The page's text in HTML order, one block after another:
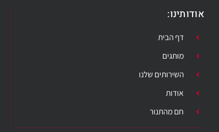
אודותינו:
דף הבית
מותגים
השירותים שלנו
אודות
חם מהתנור